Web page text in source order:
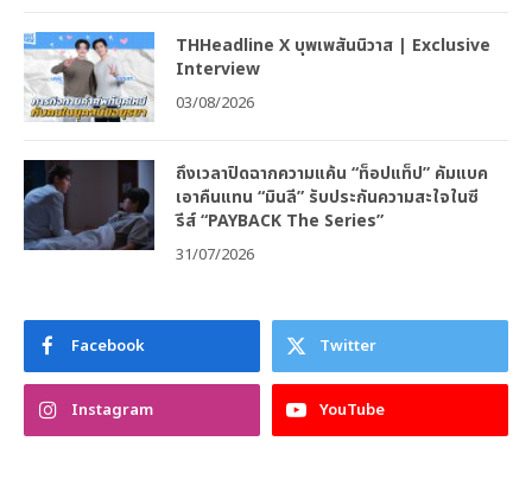
THHeadline X บุพเพสันนิวาส | Exclusive
Interview
03/08/2026
ถึงเวลาปิดฉากความแค้น “ท็อปแท็ป” คัมแบค
เอาคืนแทน “มินลี” รับประกันความสะใจในซี
รีส์ “PAYBACK The Series”
31/07/2026
Facebook Twitter
Instagram YouTube